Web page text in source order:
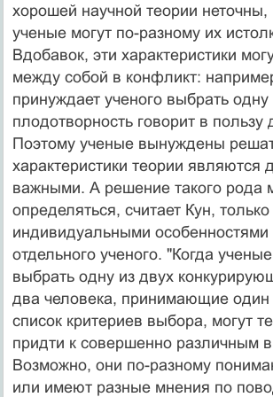
хорошей научной теории неточны,
ученые могут по-разному их
Вдобавок, эти характеристики
между собой в конфликт:
принуждает ученого вы­брать
плодотворность говорит в пользу
Поэтому ученые вынуждены
характеристики теории являются
важными. А решение такого рода
определяться, считает Кун, только
индивидуальными особенностями
отдельного ученого. "Ко­гда
выбрать одну из двух
два че­ловека, принимающие один
список критериев выбора, могут
придти к совершенно различным
Возможно, они по-разному
или имеют разные мнения по